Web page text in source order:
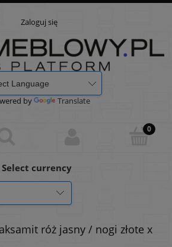
Zaloguj się
by Translate
currency
aksamit róż jasny / nogi złote x